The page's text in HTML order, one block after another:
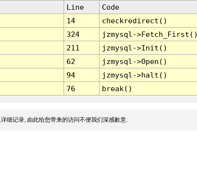
Line
Code
14
checkredirect()
324
jzmysql-
211
jzmysql->Init()
62
jzmysql->Open()
94
jzmysql->halt()
76 break()
细记录, 由此给您带来的访问不便我们深感歉意.